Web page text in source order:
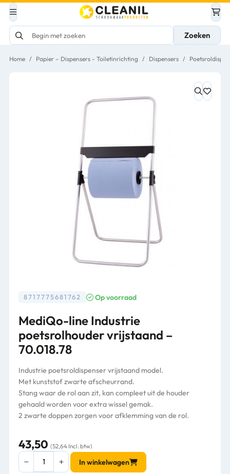
Zoeken
Home / Papier – Dispensers - Toiletinrichting / Dispensers /
8717775681762 Op voorraad
MediQo-line Industrie
poetsrolhouder vrijstaand –
70.018.78
Industrie poetsroldispenser vrijstaand model.
Met kunststof zwarte afscheurrand.
Stang waar de rol aan zit, kan compleet uit de houder
gehaald worden voor extra wissel gemak.
2 zwarte doppen zorgen voor afklemming van de rol.
43,50 (52,64 Incl. btw)
MediQo-
line
In winkelwagen